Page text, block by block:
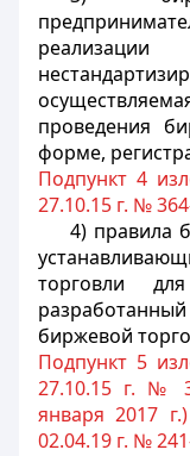
проведения
форме,
Подпункт 4
27.10.15 г. №
4) правила
торговли
биржевой
Подпункт 5
27.10.15 г. №
января 2017
02.04.19 г. №